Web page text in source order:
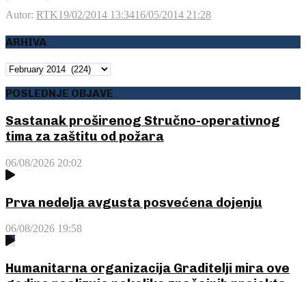
Autor: RTK19/02/2014 13:3416/05/2014 21:28
ARHIVA
ARHIVA
POSLEDNJE OBJAVE
Sastanak proširenog Stručno-operativnog
tima za zaštitu od požara
06/08/2026 20:02
Prva nedelja avgusta posvećena dojenju
06/08/2026 19:58
Humanitarna organizacija Graditelji mira ove